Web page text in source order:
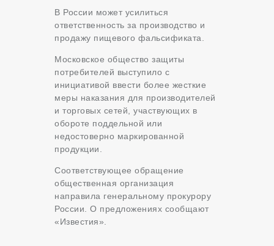
В России может усилиться
ответственность за производство и
продажу пищевого фальсификата.
Московское общество защиты
потребителей выступило с
инициативой ввести более жесткие
меры наказания для производителей
и торговых сетей, участвующих в
обороте поддельной или
недостоверно маркированной
продукции.
Соответствующее обращение
общественная организация
направила генеральному прокурору
России. О предложениях сообщают
«Известия».